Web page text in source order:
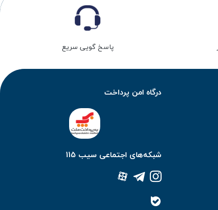
پاسخ گویی سریع
درگاه امن پرداخت
شبکه‌های اجتماعی سیب 115